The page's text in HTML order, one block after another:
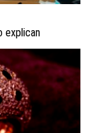
explican